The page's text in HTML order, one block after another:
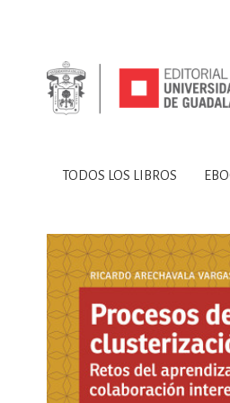
TODOS LOS
SOBRE
TODOS LOS LIBROS